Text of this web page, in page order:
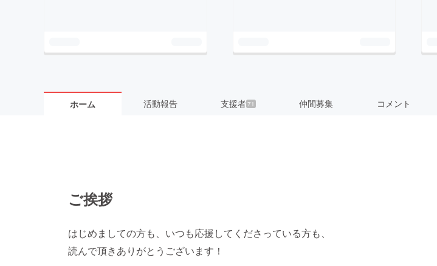
ホーム 活動報告 支援者71 仲間募集 コメント
ご挨拶
はじめましての方も、いつも応援してくださっている方も、
読んで頂きありがとうございます！